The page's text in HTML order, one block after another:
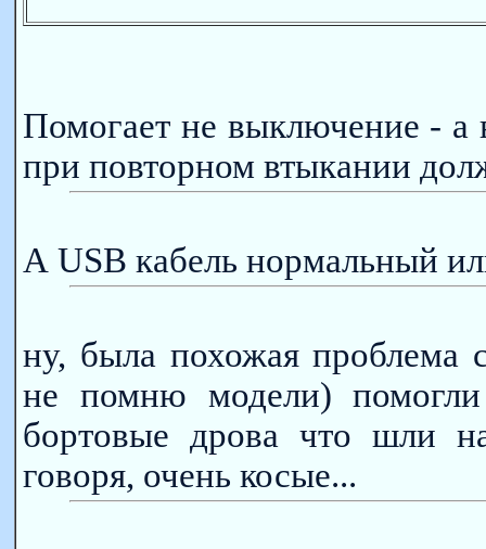
Помогает не выключение - а
при повторном втыкании
А USB кабель нормальный
ну, была похожая проблема
не помню модели)
бортовые дрова что шли
говоря, очень косые...